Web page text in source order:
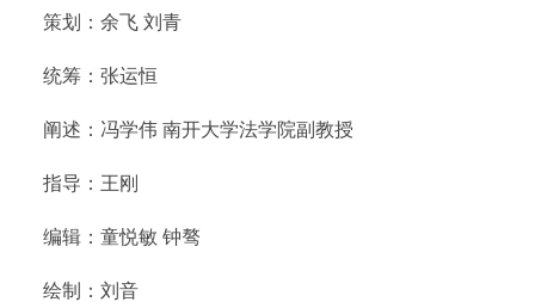
策划：余飞 刘青
统筹：张运恒
阐述：冯学伟 南开大学法学院副教授
指导：王刚
编辑：童悦敏 钟骜
绘制：刘音